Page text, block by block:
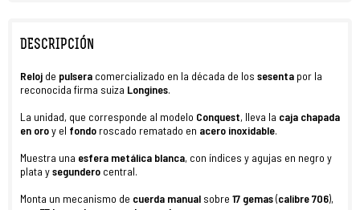
DESCRIPCIÓN
Reloj de pulsera comercializado en la década de los sesenta por la
reconocida firma suiza Longines.
La unidad, que corresponde al modelo Conquest, lleva la caja chapada
en oroy el fondo roscado rematado en acero inoxidable.
Muestra una esfera metálica blanca, con índices y agujas en negro y
plata ysegundero central.
Monta un mecanismo de cuerda manual sobre 17 gemas(calibre 706),